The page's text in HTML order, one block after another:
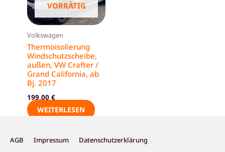
VORRÄTIG
Volkswagen
Thermoisolierung
Windschutzscheibe,
außen, VW Crafter /
Grand California, ab
Bj. 2017
199,00€
WEITERLESEN
AGB Impressum Datenschutzerklärung